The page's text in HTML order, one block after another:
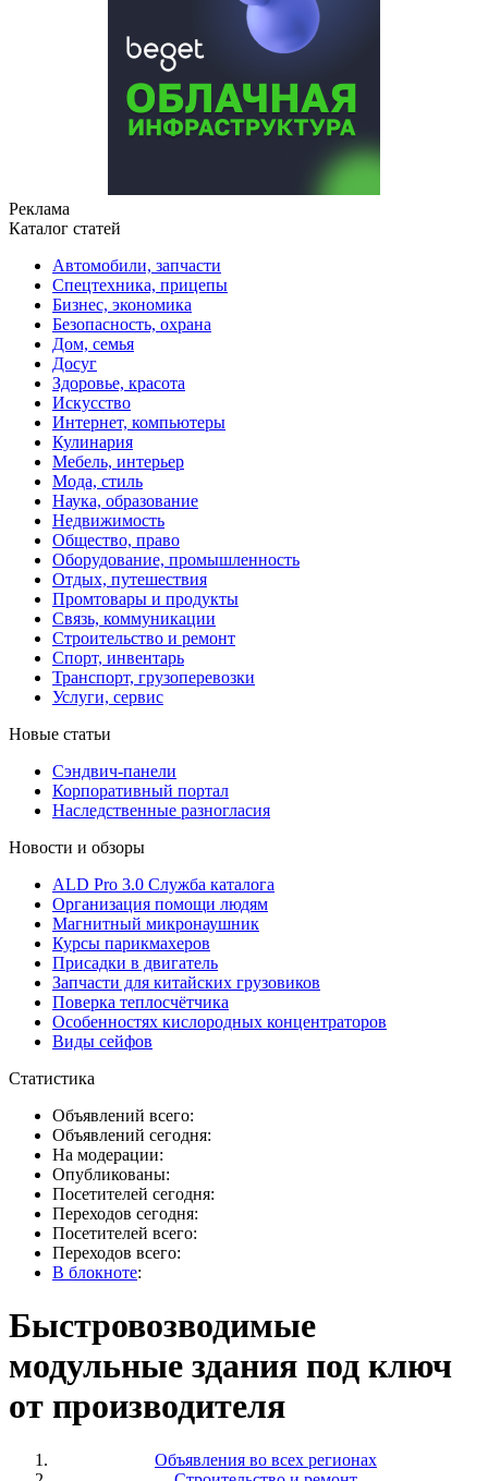
Реклама
Каталог статей
Автомобили, запчасти
Спецтехника, прицепы
Бизнес, экономика
Безопасность, охрана
Дом, семья
Досуг
Здоровье, красота
Искусство
Интернет, компьютеры
Кулинария
Мебель, интерьер
Мода, стиль
Наука, образование
Недвижимость
Общество, право
Оборудование, промышленность
Отдых, путешествия
Промтовары и продукты
Связь, коммуникации
Строительство и ремонт
Cпорт, инвентарь
Транспорт, грузоперевозки
Услуги, сервис
Новые статьи
Сэндвич-панели
Корпоративный портал
Наследственные разногласия
Новости и обзоры
ALD Pro 3.0 Служба каталога
Организация помощи людям
Магнитный микронаушник
Курсы парикмахеров
Присадки в двигатель
Запчасти для китайских грузовиков
Поверка теплосчётчика
Особенностях кислородных концентраторов
Виды сейфов
Статистика
Объявлений всего:
Объявлений сегодня:
На модерации:
Опубликованы:
Посетителей сегодня:
Переходов сегодня:
Посетителей всего:
Переходов всего:
В блокноте:
Быстровозводимые
модульные здания под ключ
от производителя
Объявления во всех регионах